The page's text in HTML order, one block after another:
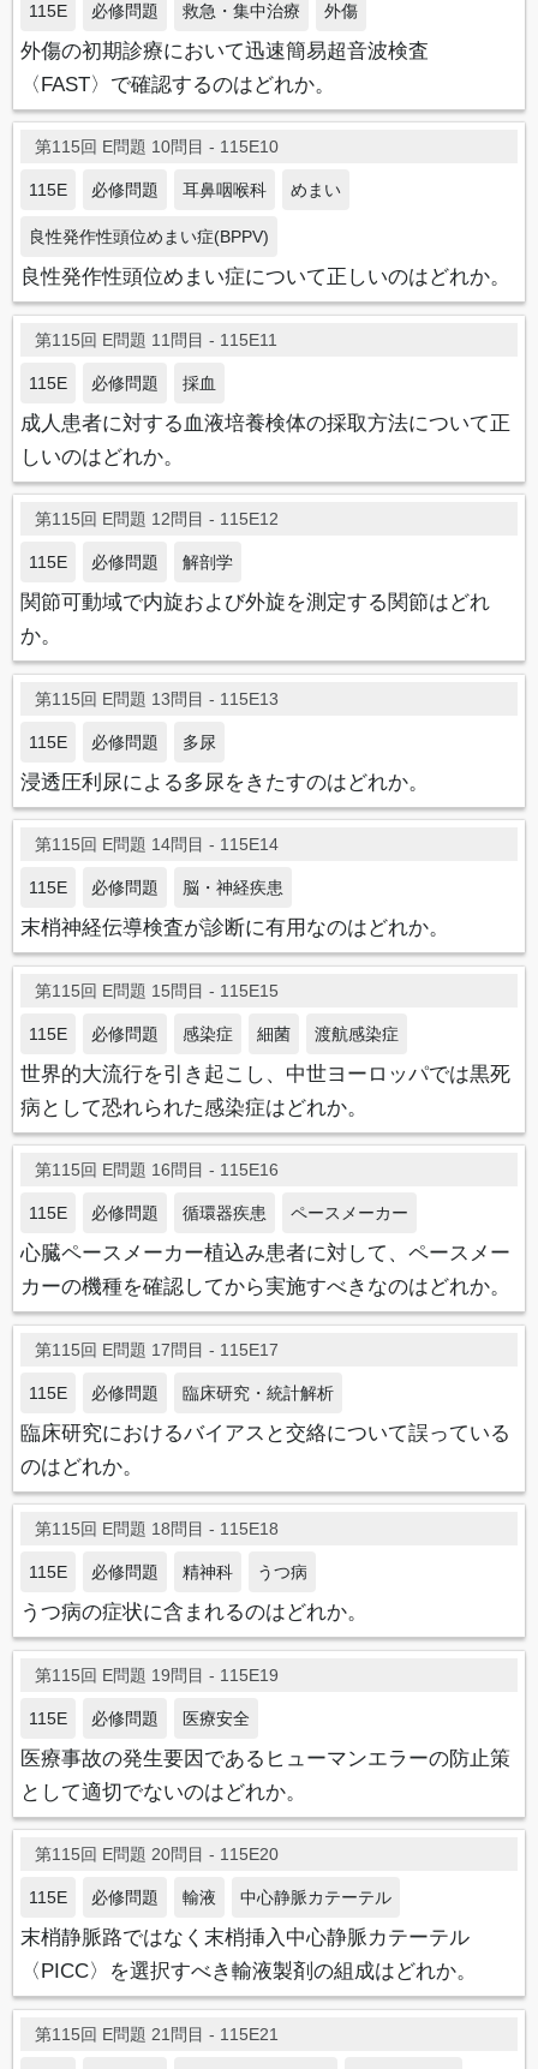
115E 必修問題 救急・集中治療 外傷
外傷の初期診療において迅速簡易超音波検査
〈FAST〉で確認するのはどれか。
第115回 E問題 10問目 - 115E10
115E 必修問題 耳鼻咽喉科 めまい
良性発作性頭位めまい症(BPPV)
良性発作性頭位めまい症について正しいのはどれか。
第115回 E問題 11問目 - 115E11
115E 必修問題 採血
成人患者に対する血液培養検体の採取方法について正
しいのはどれか。
第115回 E問題 12問目 - 115E12
115E 必修問題 解剖学
関節可動域で内旋および外旋を測定する関節はどれ
か。
第115回 E問題 13問目 - 115E13
115E 必修問題 多尿
浸透圧利尿による多尿をきたすのはどれか。
第115回 E問題 14問目 - 115E14
115E 必修問題 脳・神経疾患
末梢神経伝導検査が診断に有用なのはどれか。
第115回 E問題 15問目 - 115E15
115E 必修問題 感染症 細菌 渡航感染症
世界的大流行を引き起こし、中世ヨーロッパでは黒死
病として恐れられた感染症はどれか。
第115回 E問題 16問目 - 115E16
115E 必修問題 循環器疾患 ペースメーカー
心臓ペースメーカー植込み患者に対して、ペースメー
カーの機種を確認してから実施すべきなのはどれか。
第115回 E問題 17問目 - 115E17
115E 必修問題 臨床研究・統計解析
臨床研究におけるバイアスと交絡について誤っている
のはどれか。
第115回 E問題 18問目 - 115E18
115E 必修問題 精神科 うつ病
うつ病の症状に含まれるのはどれか。
第115回 E問題 19問目 - 115E19
115E 必修問題 医療安全
医療事故の発生要因であるヒューマンエラーの防止策
として適切でないのはどれか。
第115回 E問題 20問目 - 115E20
115E 必修問題 輸液 中心静脈カテーテル
末梢静脈路ではなく末梢挿入中心静脈カテーテル
〈PICC〉を選択すべき輸液製剤の組成はどれか。
第115回 E問題 21問目 - 115E21